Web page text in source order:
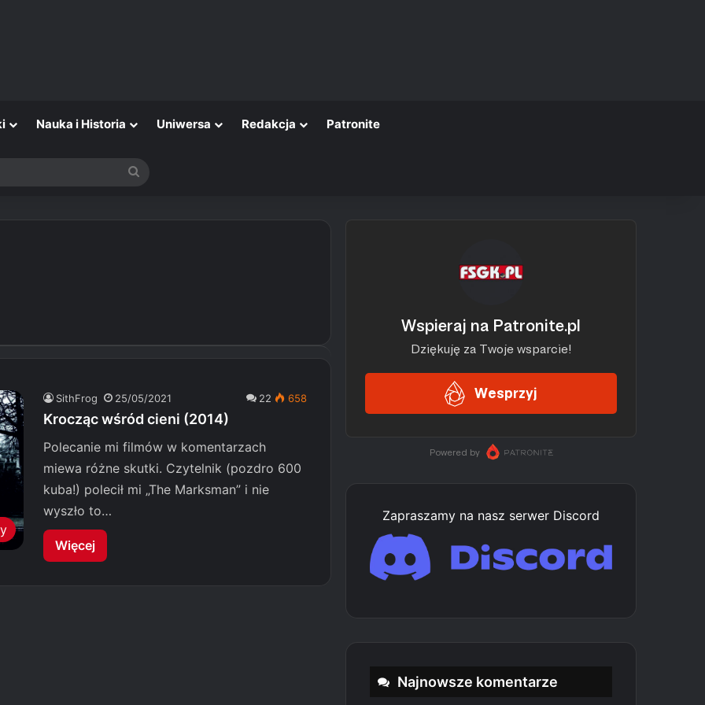
Nauka i Historia Uniwersa Redakcja Patronite
SithFrog 25/05/2021 22 658
Krocząc wśród cieni (2014)
Polecanie mi filmów w komentarzach
miewa różne skutki. Czytelnik (pozdro 600
kuba!) polecił mi „The Marksman” i nie
wyszło to…
Więcej
Zapraszamy na nasz serwer Discord
Najnowsze komentarze